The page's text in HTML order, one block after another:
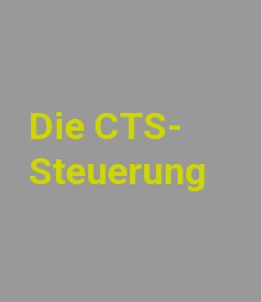
Die CTS-
Steuerung